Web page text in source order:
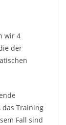
wir 4
der
das Training
Fall sind